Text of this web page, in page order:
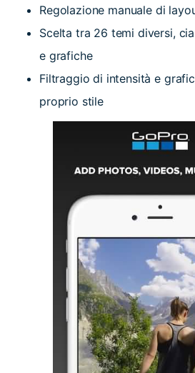
Regolazione manuale di
Scelta tra 26 temi diversi,
e grafiche
Filtraggio di intensità e
proprio stile